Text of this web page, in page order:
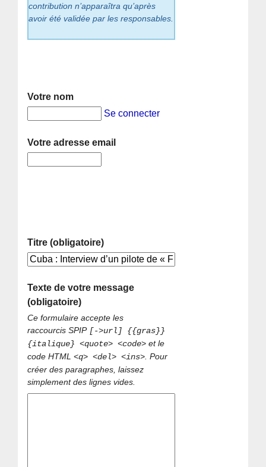
contribution n’apparaîtra qu’après
avoir été validée par les responsables.
Votre nom
Se connecter
Votre adresse email
Titre (obligatoire)
Texte de votre message
(obligatoire)
Ce formulaire accepte les
raccourcis SPIP [->url] {{gras}}
{italique} <quote> <code> et le
code HTML<q> <del> <ins>. Pour
créer des paragraphes, laissez
simplement des lignes vides.